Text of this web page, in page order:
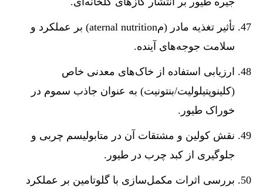
تأثیر تغذیه مادر (مaternal nutrition) بر عملکرد و
سلامت جوجه‌های آینده.
ارزیابی استفاده از خاک‌های معدنی خاص
(کلینوپتیلولیت/بنتونیت) به عنوان جاذب سموم در
خوراک طیور.
نقش کولین و مشتقات آن در متابولیسم چربی و
جلوگیری از کبد چرب در طیور.
بررسی اثرات مکمل‌سازی با گلوتامین بر عملکرد